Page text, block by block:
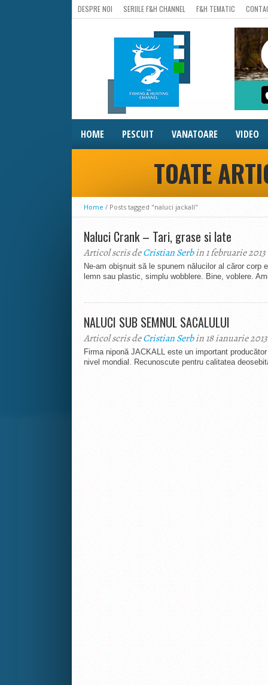
DESPRE NOI SERIILE F&H CHANNEL F&H TEMATIC
HOME PESCUIT VANATOARE VIDEO
TOATE
Home / Posts tagged "naluci jackall"
Naluci Crank – Tari, grase si late
Articol scris deCristian Serbin 1 februarie 2013
Ne-am obişnuit să le spunem nălucilor al căror
lemn sau plastic, simplu wobblere. Bine, voblere.
NALUCI SUB SEMNUL SACALULUI
Articol scris deCristian Serbin 18 ianuarie 2013
Firma niponă JACKALL este un important
nivel mondial. Recunoscute pentru calitatea